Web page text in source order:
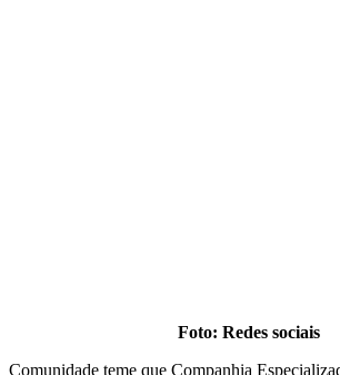
Foto: Redes sociais
Comunidade teme que Companhia